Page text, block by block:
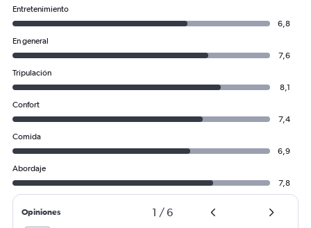
Entretenimiento
6,8
En general
7,6
Tripulación
8,1
Confort
7,4
Comida
6,9
Abordaje
7,8
Opiniones 1 /6